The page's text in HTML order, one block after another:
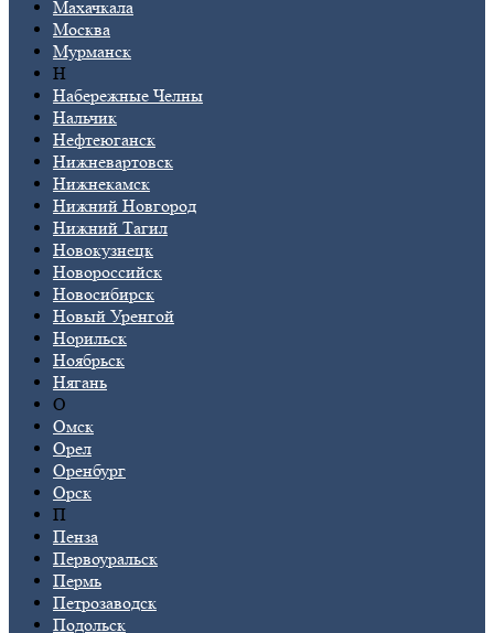
Махачкала
Москва
Мурманск
Н
Набережные Челны
Нальчик
Нефтеюганск
Нижневартовск
Нижнекамск
Нижний Новгород
Нижний Тагил
Новокузнецк
Новороссийск
Новосибирск
Новый Уренгой
Норильск
Ноябрьск
Нягань
О
Омск
Орел
Оренбург
Орск
П
Пенза
Первоуральск
Пермь
Петрозаводск
Подольск